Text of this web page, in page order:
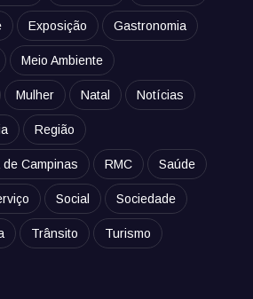
Exposição Gastronomia
Meio Ambiente
Mulher Natal Notícias
Região
Campinas RMC Saúde
Social Sociedade
Trânsito Turismo